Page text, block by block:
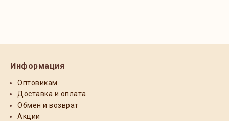
Информация
Оптовикам
Доставка и оплата
Обмен и возврат
Акции